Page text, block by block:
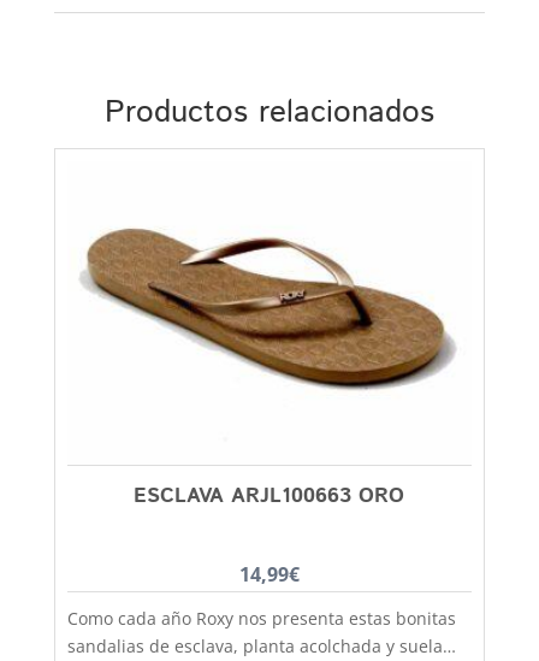
Productos relacionados
ESCLAVA ARJL100663 ORO
14,99€
Como cada año Roxy nos presenta estas bonitas
sandalias de esclava, planta acolchada y suela